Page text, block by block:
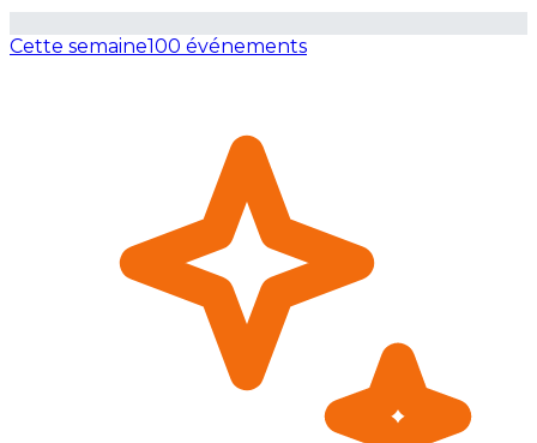
Cette semaine100 événements